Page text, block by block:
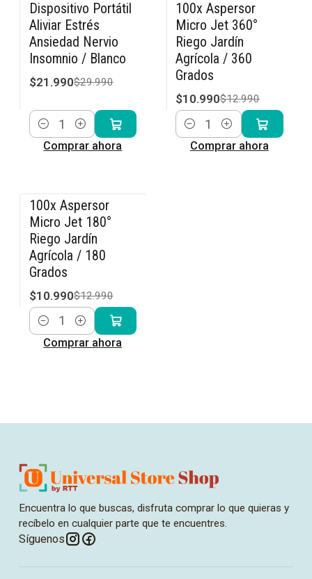
-27% OFF
Dispositivo Portátil
Aliviar Estrés
Ansiedad Nervio
Insomnio / Blanco
$21.990$29.990
Cantidad
Comprar ahora
-15% OFF
100x Aspersor
Micro Jet 360°
Riego Jardín
Agrícola / 360
Grados
$10.990$12.990
Cantidad
Comprar ahora
-15% OFF
100x Aspersor
Micro Jet 180°
Riego Jardín
Agrícola / 180
Grados
$10.990$12.990
Cantidad
Comprar ahora
Encuentra lo que buscas, disfruta comprar lo que quieras y
recíbelo en cualquier parte que te encuentres.
Síguenos